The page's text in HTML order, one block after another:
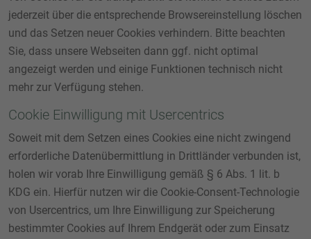
jederzeit über die entsprechende Browsereinstellung löschen
und das Setzen neuer Cookies verhindern. Bitte beachten
Sie, dass unsere Webseiten dann ggf. nicht optimal
angezeigt werden und einige Funktionen technisch nicht
mehr zur Verfügung stehen.
Cookie Einwilligung mit Usercentrics
Soweit mit dem Setzen eines Cookies eine nicht zwingend
erforderliche Datenübermittlung in Drittländer verbunden ist,
holen wir vorab Ihre Einwilligung gemäß § 6 Abs. 1 lit. b
KDG ein. Hierfür nutzen wir die Cookie-Consent-Technologie
von Usercentrics, um Ihre Einwilligung zur Speicherung
bestimmter Cookies auf Ihrem Endgerät oder zum Einsatz